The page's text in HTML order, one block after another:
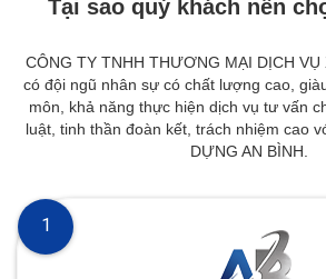
Tại sao quý khách nên
CÔNG TY TNHH THƯƠNG MẠI DỊCH VỤ
có đội ngũ nhân sự có chất lượng cao,
môn, khả năng thực hiện dịch vụ tư vấn
luật, tinh thần đoàn kết, trách nhiệm cao
DỰNG AN BÌNH.
1